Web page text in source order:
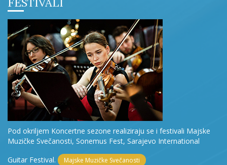
Pod okriljem Koncertne sezone realiziraju se i festivali Majske
Muzičke Svečanosti, Sonemus Fest, Sarajevo International
Guitar Festival.
Majske Muzičke Svečanosti